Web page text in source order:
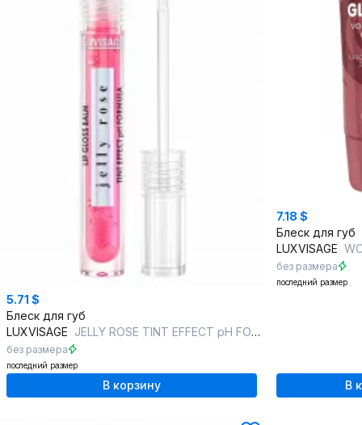
5.71 $
Блеск для губ
LUXVISAGE JELLY ROSE TINT EFFECT pH FORMULA 01 rosewater
без размера
последний размер
В корзину
7.18 $
Блеск для губ
LUXVISAGE
без размера
последний размер
В